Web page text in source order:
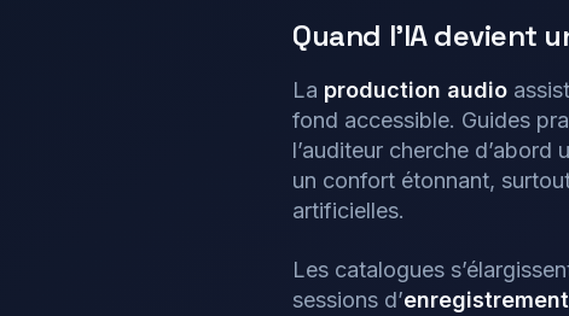
Quand l’IA devient
La production audio
fond accessible. Guides
l’auditeur cherche
un confort étonnant,
artificielles.
Les catalogues
sessions d’